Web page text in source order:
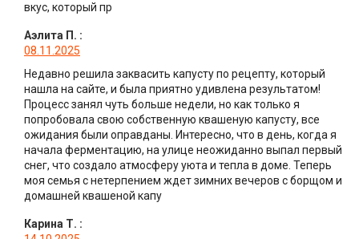
вкус, который пр
Аэлита П. :
08.11.2025
Недавно решила заквасить капусту по рецепту, который
нашла на сайте, и была приятно удивлена результатом!
Процесс занял чуть больше недели, но как только я
попробовала свою собственную квашеную капусту, все
ожидания были оправданы. Интересно, что в день, когда я
начала ферментацию, на улице неожиданно выпал первый
снег, что создало атмосферу уюта и тепла в доме. Теперь
моя семья с нетерпением ждет зимних вечеров с борщом и
домашней квашеной капу
Карина Т. :